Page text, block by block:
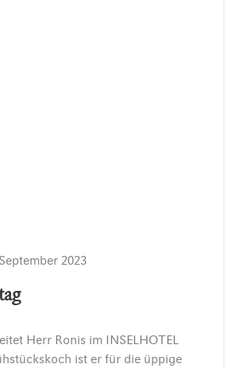
2023
Herr Ronis im INSELHOTEL
ist er für die üppige